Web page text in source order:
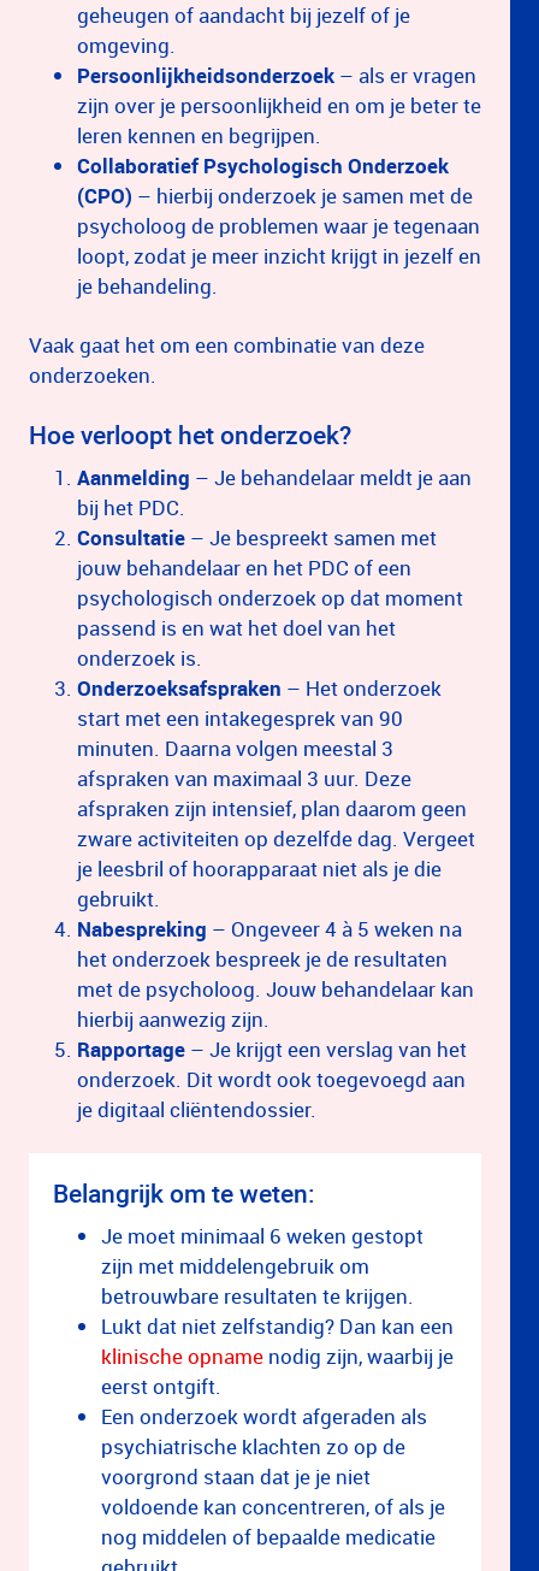
geheugen of aandacht bij jezelf of je
omgeving.
Persoonlijkheidsonderzoek – als er vragen
zijn over je persoonlijkheid en om je beter te
leren kennen en begrijpen.
Collaboratief Psychologisch Onderzoek
(CPO) – hierbij onderzoek je samen met de
psycholoog de problemen waar je tegenaan
loopt, zodat je meer inzicht krijgt in jezelf en
je behandeling.
Vaak gaat het om een combinatie van deze
onderzoeken.
Hoe verloopt het onderzoek?
Aanmelding – Je behandelaar meldt je aan
bij het PDC.
Consultatie – Je bespreekt samen met
jouw behandelaar en het PDC of een
psychologisch onderzoek op dat moment
passend is en wat het doel van het
onderzoek is.
Onderzoeksafspraken – Het onderzoek
start met een intakegesprek van 90
minuten. Daarna volgen meestal 3
afspraken van maximaal 3 uur. Deze
afspraken zijn intensief, plan daarom geen
zware activiteiten op dezelfde dag. Vergeet
je leesbril of hoorapparaat niet als je die
gebruikt.
Nabespreking – Ongeveer 4 à 5 weken na
het onderzoek bespreek je de resultaten
met de psycholoog. Jouw behandelaar kan
hierbij aanwezig zijn.
Rapportage – Je krijgt een verslag van het
onderzoek. Dit wordt ook toegevoegd aan
je digitaal cliëntendossier.
Belangrijk om te weten:
Je moet minimaal 6 weken gestopt
zijn met middelengebruik om
betrouwbare resultaten te krijgen.
Lukt dat niet zelfstandig? Dan kan een
klinische opname nodig zijn, waarbij je
eerst ontgift.
Een onderzoek wordt afgeraden als
psychiatrische klachten zo op de
voorgrond staan dat je je niet
voldoende kan concentreren, of als je
nog middelen of bepaalde medicatie